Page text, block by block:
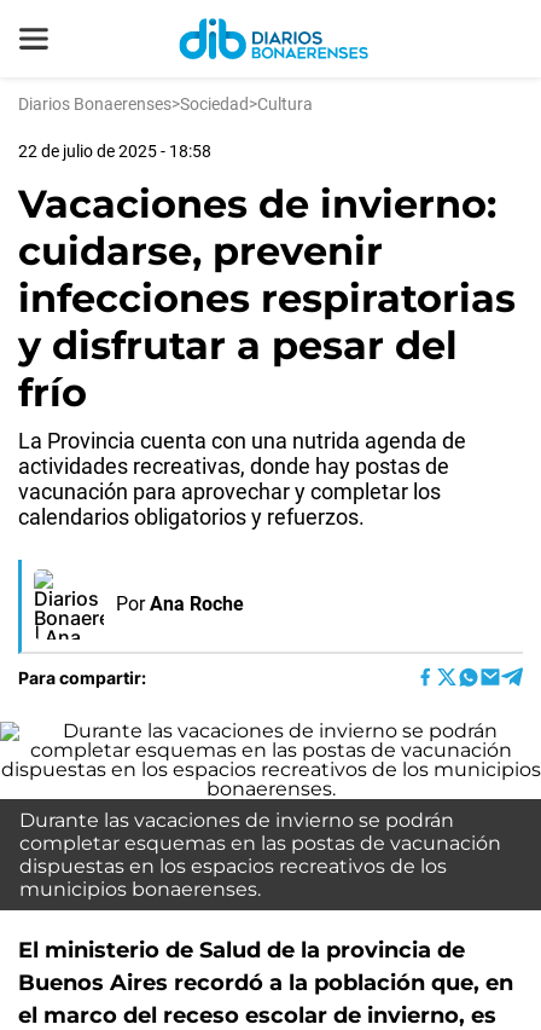
Diarios Bonaerenses>Sociedad>Cultura
22 de julio de 2025 - 18:58
Vacaciones de invierno:
cuidarse, prevenir
infecciones respiratorias
y disfrutar a pesar del
frío
La Provincia cuenta con una nutrida agenda de
actividades recreativas, donde hay postas de
vacunación para aprovechar y completar los
calendarios obligatorios y refuerzos.
Por Ana Roche
Para compartir:
Durante las vacaciones de invierno se podrán
completar esquemas en las postas de vacunación
dispuestas en los espacios recreativos de los
municipios bonaerenses.
El ministerio de Salud de la provincia de
Buenos Aires recordó a la población que, en
el marco del receso escolar de invierno, es